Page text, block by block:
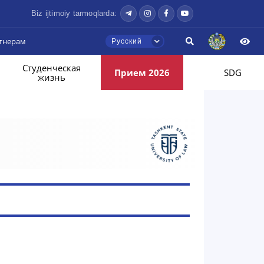
Biz ijtimoiy tarmoqlarda:
Русский
Студенческая
жизнь
Прием 2026 SDG